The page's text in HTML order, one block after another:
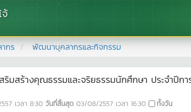
กร พัฒนาบุคลากรและกิจกรรม
ริมสร้างคุณธรรมและจริยธรรมนักศึกษา ประจำปี
เวลา 8:30 วันที่สิ้นสุด 03/08/2557 เวลา 16:30
ทั้งวัน